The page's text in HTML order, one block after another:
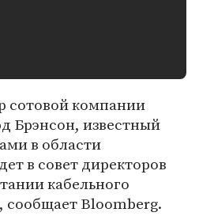
сотовой компании
Брэнсон, известный
в области
в совет директоров
кабельного
сообщает Bloomberg.